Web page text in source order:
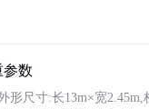
参数
形尺寸:长13m×宽